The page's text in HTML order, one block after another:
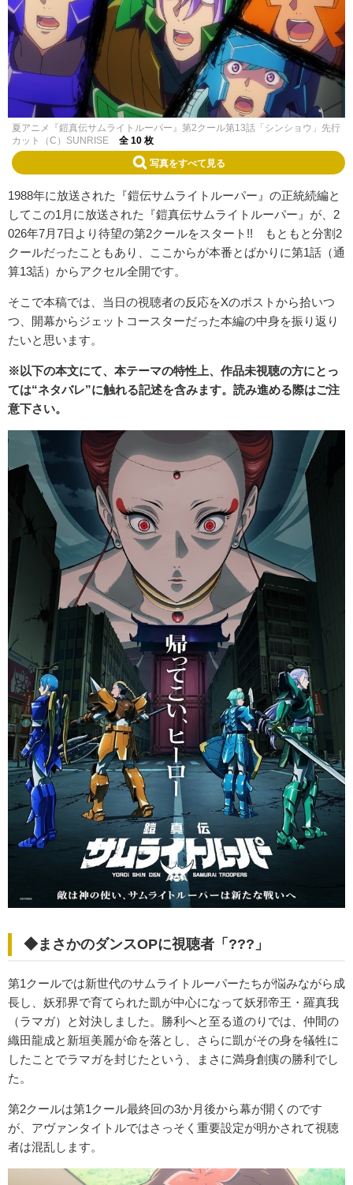
夏アニメ『鎧真伝サムライトルーパー』第2クール第13話「シンショウ」先行
カット（C）SUNRISE
全 10 枚
写真をすべて見る
1988年に放送された『鎧伝サムライトルーパー』の正統続編と
してこの1月に放送された『鎧真伝サムライトルーパー』が、2
026年7月7日より待望の第2クールをスタート!! もともと分割2
クールだったこともあり、ここからが本番とばかりに第1話（通
算13話）からアクセル全開です。
そこで本稿では、当日の視聴者の反応をXのポストから拾いつ
つ、開幕からジェットコースターだった本編の中身を振り返り
たいと思います。
※以下の本文にて、本テーマの特性上、作品未視聴の方にとっ
ては“ネタバレ”に触れる記述を含みます。読み進める際はご注
意下さい。
◆まさかのダンスOPに視聴者「???」
第1クールでは新世代のサムライトルーパーたちが悩みながら成
長し、妖邪界で育てられた凱が中心になって妖邪帝王・羅真我
（ラマガ）と対決しました。勝利へと至る道のりでは、仲間の
織田龍成と新垣美麗が命を落とし、さらに凱がその身を犠牲に
したことでラマガを封じたという、まさに満身創痍の勝利でし
た。
第2クールは第1クール最終回の3か月後から幕が開くのです
が、アヴァンタイトルではさっそく重要設定が明かされて視聴
者は混乱します。